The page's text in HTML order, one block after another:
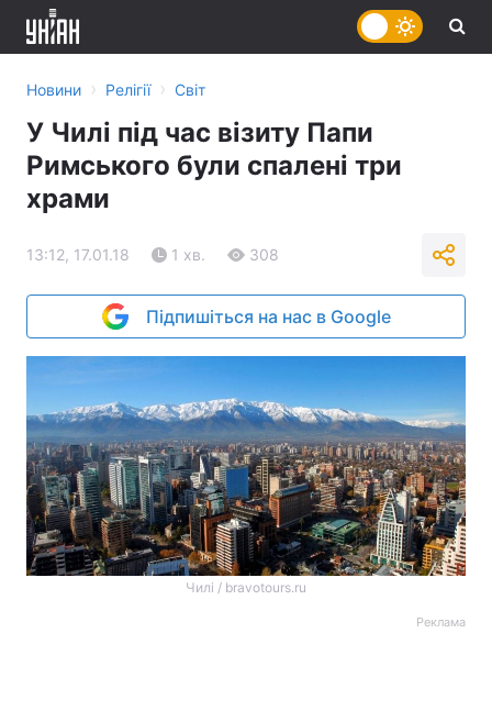
Новини › Релігії › Світ
У Чилі під час візиту Папи
Римського були спалені три
храми
13:12, 17.01.18 1 хв. 308
Підпишіться на нас в Google
Чилі / bravotours.ru
Реклама